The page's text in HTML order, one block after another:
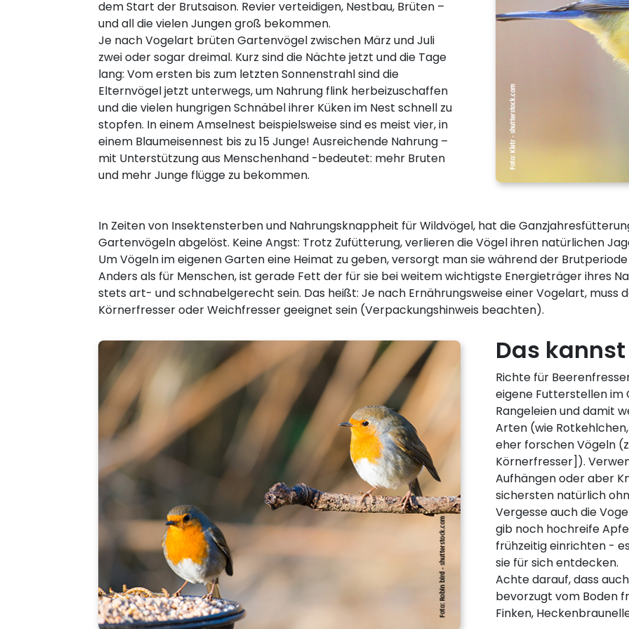
dem Start der Brutsaison. Revier verteidigen, Nestbau, Brüten –
und all die vielen Jungen groß bekommen.
Je nach Vogelart brüten Gartenvögel zwischen März und Juli
zwei oder sogar dreimal. Kurz sind die Nächte jetzt und die Tage
lang: Vom ersten bis zum letzten Sonnenstrahl sind die
Elternvögel jetzt unterwegs, um Nahrung flink herbeizuschaffen
und die vielen hungrigen Schnäbel ihrer Küken im Nest schnell zu
stopfen. In einem Amselnest beispielsweise sind es meist vier, in
einem Blaumeisennest bis zu 15 Junge! Ausreichende Nahrung –
mit Unterstützung aus Menschenhand -bedeutet: mehr Bruten
und mehr Junge flügge zu bekommen.
In Zeiten von Insektensterben und Nahrungsknappheit für Wildvögel, hat die
Gartenvögeln abgelöst. Keine Angst: Trotz Zufütterung, verlieren die Vögel ihren natürlichen
Um Vögeln im eigenen Garten eine Heimat zu geben, versorgt man sie während der
Anders als für Menschen, ist gerade Fett der für sie bei weitem wichtigste Energieträger ihres
stets art- und schnabelgerecht sein. Das heißt: Je nach Ernährungsweise einer Vogelart, muss
Körnerfresser oder Weichfresser geeignet sein (Verpackungshinweis beachten).
Das
Richte für
eigene Futterstellen im
Rangeleien und damit
Arten (wie
eher forschen Vögeln
Körnerfresser]).
Aufhängen oder aber
sichersten natürlich
Vergesse auch die
gib noch hochreife
frühzeitig einrichten -
sie für sich entdecken.
Achte darauf, dass
bevorzugt vom Boden
Finken,